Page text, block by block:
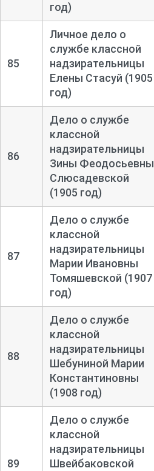
год)
85
Личное дело о
службе классной
надзирательницы
Елены Стасуй (1905
год)
86
Дело о службе
классной
надзирательницы
Зины Феодосьевны
Слюсадевской
(1905 год)
87
Дело о службе
классной
надзирательницы
Марии Ивановны
Томяшевской (1907
год)
88
Дело о службе
классной
надзирательницы
Шебуниной Марии
Константиновны
(1908 год)
89
Дело о службе
классной
надзирательницы
Швейбаковской